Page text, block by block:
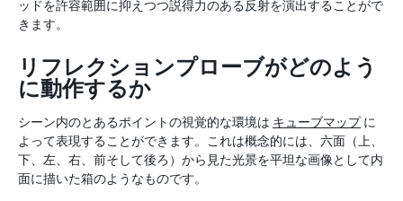
ッドを許容範囲に抑えつつ説得力のある反射を演出することがで
きます。
リフレクションプローブがどのよう
に動作するか
シーン内のとあるポイントの視覚的な環境は キューブマップに
よって表現することができます。これは概念的には、六面（上、
下、左、右、前そして後ろ）から見た光景を平坦な画像として内
面に描いた箱のようなものです。